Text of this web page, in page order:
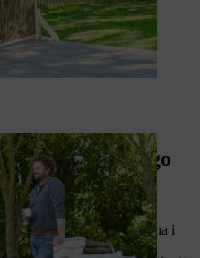
tvoj zaklon dugo
zaklon, veoma je važna i
to pokazuje kvalitet